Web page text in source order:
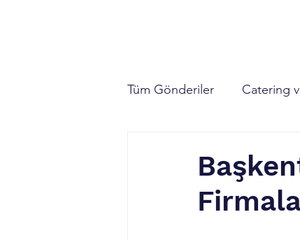
Tüm Gönderiler Catering